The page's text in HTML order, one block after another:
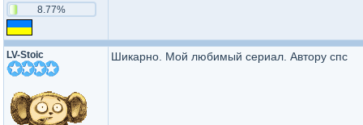
8.77%
LV-Stoic Шикарно. Мой любимый сериал. Автору спс